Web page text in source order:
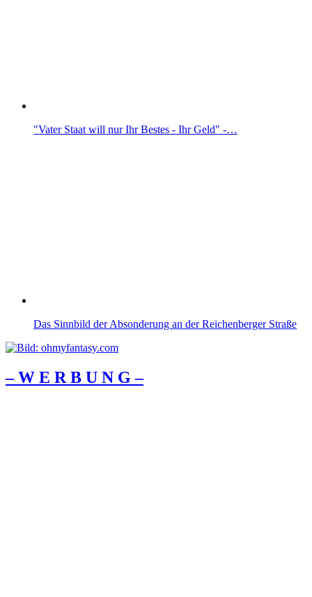
"Vater Staat will nur Ihr Bestes - Ihr Geld" -…
Das Sinnbild der Absonderung an der Reichenberger Straße
– W Ε R Β U Ν G –